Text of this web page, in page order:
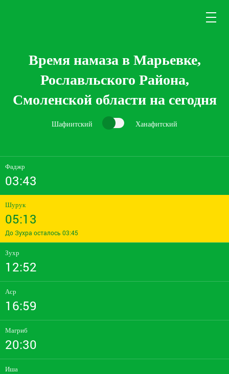
Время намаза в Марьевке,
Рославльского Района,
Смоленской области на сегодня
Шафиитский Ханафитский
Фаджр
03:43
Шурук
05:13
До Зухра осталось 03:45
Зухр
12:52
Аср
16:59
Магриб
20:30
Иша